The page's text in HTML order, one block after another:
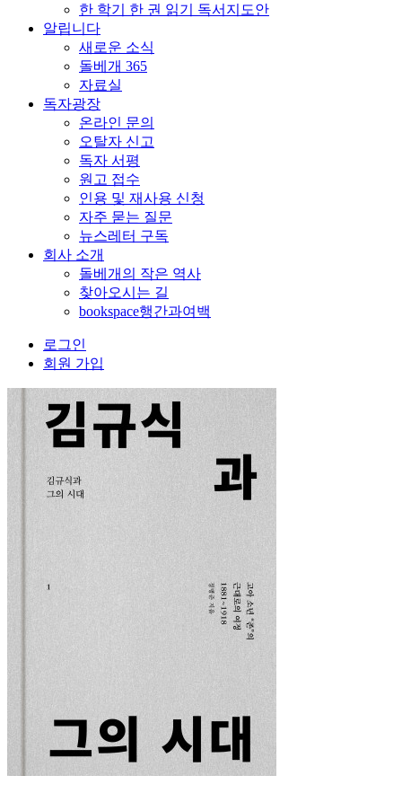
한 학기 한 권 읽기 독서지도안
알립니다
새로운 소식
돌베개 365
자료실
독자광장
온라인 문의
오탈자 신고
독자 서평
원고 접수
인용 및 재사용 신청
자주 묻는 질문
뉴스레터 구독
회사 소개
돌베개의 작은 역사
찾아오시는 길
bookspace행간과여백
로그인
회원 가입